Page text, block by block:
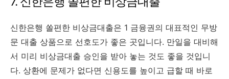
신한은행 쏠편한 비상금대출은 1 금융권의 대표적인 무방
문 대출 상품으로 선호도가 좋은 곳입니다. 만일을 대비해
서 미리 비상금대출 승인을 받아 놓는 것도 좋을 것입니
다. 상환에 문제가 없다면 신용도를 높이고 급할 때 바로